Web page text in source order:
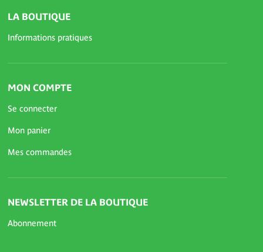
LA BOUTIQUE
Informations pratiques
MON COMPTE
Se connecter
Mon panier
Mes commandes
NEWSLETTER DE LA BOUTIQUE
Abonnement